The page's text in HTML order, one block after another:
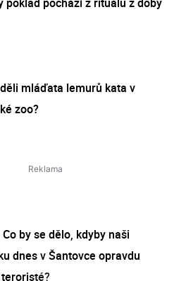
mláďata lemurů kata v
zoo?
Co by se dělo, kdyby naši
dnes v Šantovce opravdu